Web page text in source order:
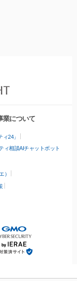
業について
24」
ィ相談AIチャットボット
）